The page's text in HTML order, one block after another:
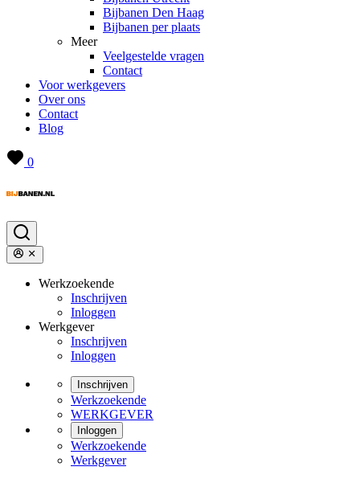
Bijbanen Den Haag
Bijbanen per plaats
Meer
Veelgestelde vragen
Contact
Voor werkgevers
Over ons
Contact
Blog
0
Werkzoekende
Inschrijven
Inloggen
Werkgever
Inschrijven
Inloggen
Inschrijven
Werkzoekende
WERKGEVER
Inloggen
Werkzoekende
Werkgever